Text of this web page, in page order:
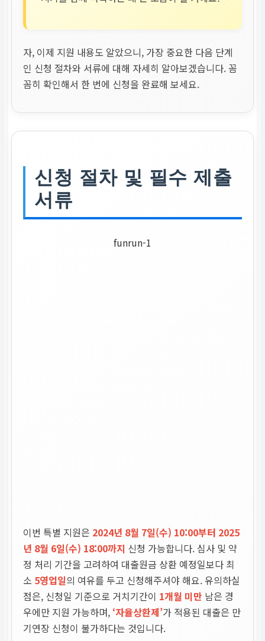
운전자금
대면 약정
대면 약정
자, 이제 지원 내용도 알았으니, 가장 중요한 다음 단계
인 신청 절차와 서류에 대해 자세히 알아보겠습니다. 꼼
꼼히 확인해서 한 번에 신청을 완료해 보세요.
신청 절차 및 필수 제출
서류
funrun-1
이번 특별 지원은 2024년 8월 7일(수) 10:00부터 2025
년 8월 6일(수) 18:00까지 신청 가능합니다. 심사 및 약
정 처리 기간을 고려하여 대출원금 상환 예정일보다 최
소 5영업일의 여유를 두고 신청해주셔야 해요. 유의하실
점은, 신청일 기준으로 거치기간이 1개월 미만 남은 경
우에만 지원 가능하며, ‘자율상환제’가 적용된 대출은 만
기연장 신청이 불가하다는 것입니다.